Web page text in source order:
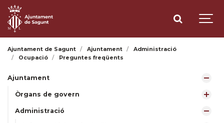
Ajuntament de Sagunt Ajuntament
Administració
Ocupació
Preguntes freqüents
Ajuntament
Òrgans de govern
Administració